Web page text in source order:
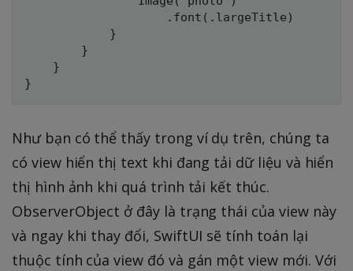
                    .font(.largeTitle)
            }
        }
    }
Như bạn có thể thấy trong ví dụ trên, chúng ta
có view hiển thị text khi đang tải dữ liệu và hiển
thị hình ảnh khi quá trình tải kết thúc.
ObserverObject ở đây là trạng thái của view này
và ngay khi thay đổi, SwiftUI sẽ tính toán lại
thuộc tính của view đó và gán một view mới. Với